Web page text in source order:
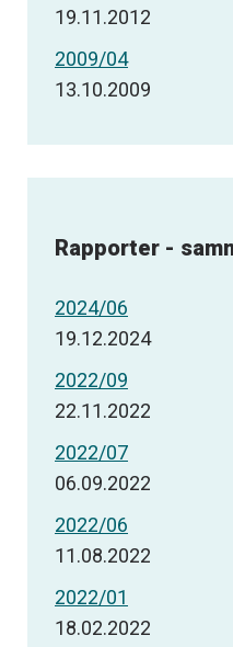
19.11.2012
2009/04
13.10.2009
Rapporter -
2024/06
19.12.2024
2022/09
22.11.2022
2022/07
06.09.2022
2022/06
11.08.2022
2022/01
18.02.2022